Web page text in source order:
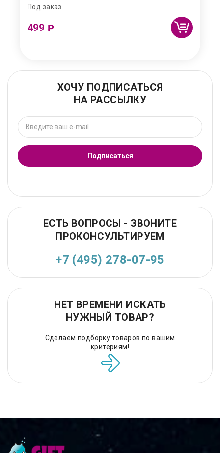
Под заказ
499 ₽
ХОЧУ ПОДПИСАТЬСЯ
НА РАССЫЛКУ
Подписаться
ЕСТЬ ВОПРОСЫ - ЗВОНИТЕ
ПРОКОНСУЛЬТИРУЕМ
+7 (495) 278-07-95
НЕТ ВРЕМЕНИ ИСКАТЬ
НУЖНЫЙ ТОВАР?
Сделаем подборку товаров по вашим
критериям!